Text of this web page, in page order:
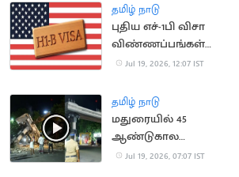
தமிழ் நாடு
புதிய எச்-1பி விசா
விண்ணப்பங்கள்
ஏற்கப்படாது என
Jul 19, 2026, 12:07 IST
தமிழ் நாடு
மதுரையில் 45
ஆண்டுகால
பழமையான பெரியார்
Jul 19, 2026, 07:07 IST